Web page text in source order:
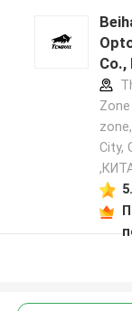
City,